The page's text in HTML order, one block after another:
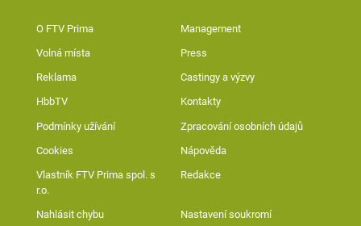
O FTV Prima Management
Volná místa Press
Reklama Castingy a výzvy
HbbTV Kontakty
Podmínky užívání Zpracování osobních údajů
Cookies Nápověda
Vlastník FTV Prima spol. s
r.o.
Redakce
Nahlásit chybu Nastavení soukromí